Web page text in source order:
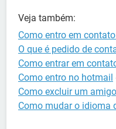
Veja também:
Como entro em
O que é pedido de
Como entrar em
Como entro no hotmail
Como excluir um
Como mudar o idioma